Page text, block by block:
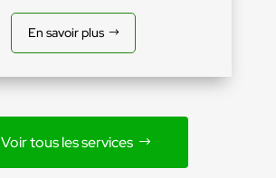
En savoir plus
Voir tous les services